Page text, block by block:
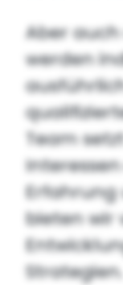
Aber
werden
Team
Erfahrung
bieten wir
Strategien.